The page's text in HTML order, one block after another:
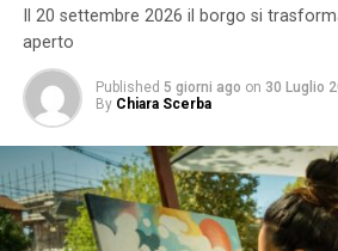
Il 20 settembre 2026 il borgo si
aperto
Published 5 giorni ago on 30 Luglio
By Chiara Scerba